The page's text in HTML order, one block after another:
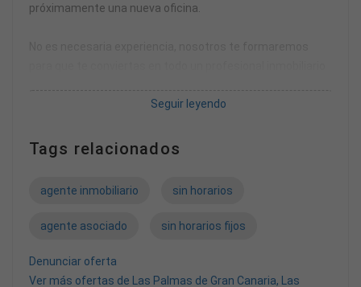
próximamente una nueva oficina.
Contarás con nuestro asesoramiento y apoyo ¡nunca
de territorio ni horarios y la máxima remuneración del
¿Qué hace un Agente Asociado a RE/MAX Lanzagorta
Central?
· Estudia el mercado donde trabaja.
· Capta nuevos inmuebles para la venta.
Seguir leyendo
Tags relacionados
agente inmobiliario sin horarios
agente asociado sin horarios fijos
Denunciar oferta
Ver más ofertas de Las Palmas de Gran Canaria, Las